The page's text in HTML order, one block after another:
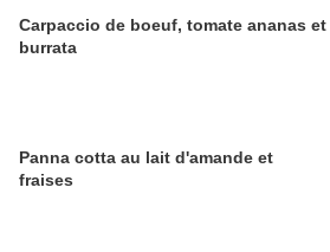
Carpaccio de boeuf, tomate ananas et
burrata
Panna cotta au lait d'amande et
fraises